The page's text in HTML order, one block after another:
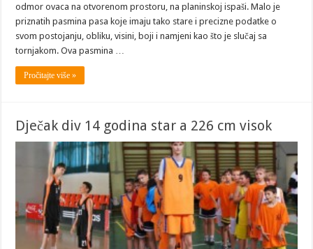
odmor ovaca na otvorenom prostoru, na planin­skoj ispaši. Malo je
priznatih pasmina pasa koje imaju tako stare i precizne podatke o
svom posto­janju, obliku, visini, boji i namjeni kao što je slučaj sa
tornjakom. Ova pasmina …
Pročitajte više »
Dječak div 14 godina star a 226 cm visok